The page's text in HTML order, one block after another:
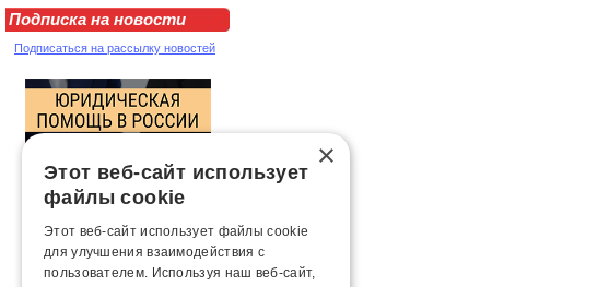
Подписка на новости
Подписаться на рассылку новостей
×
Этот веб-сайт использует
файлы cookie
Этот веб-сайт использует файлы cookie
для улучшения взаимодействия с
пользователем. Используя наш веб-сайт,